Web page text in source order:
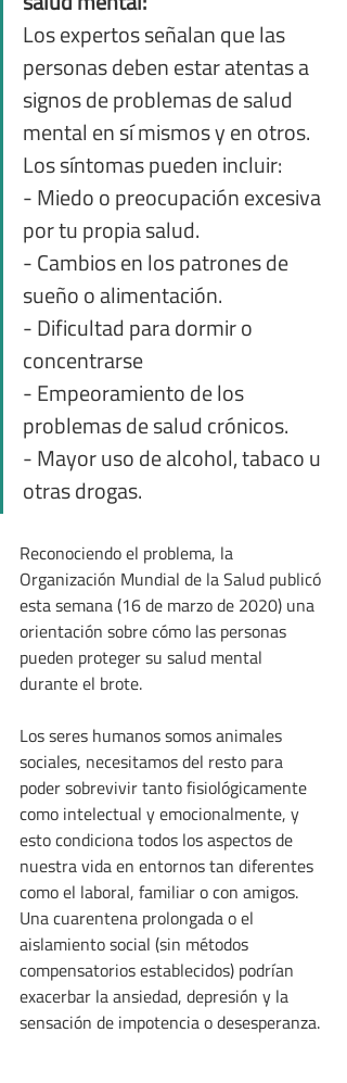
Los expertos señalan que las
personas deben estar atentas a
signos de problemas de salud
mental en sí mismos y en otros.
Los síntomas pueden incluir:
- Miedo o preocupación excesiva
por tu propia salud.
- Cambios en los patrones de
sueño o alimentación.
- Dificultad para dormir o
concentrarse
- Empeoramiento de los
problemas de salud crónicos.
- Mayor uso de alcohol, tabaco u
otras drogas.
Reconociendo el problema, la
Organización Mundial de la Salud publicó
esta semana (16 de marzo de 2020) una
orientación sobre cómo las personas
pueden proteger su salud mental
durante el brote.
Los seres humanos somos animales
sociales, necesitamos del resto para
poder sobrevivir tanto fisiológicamente
como intelectual y emocionalmente, y
esto condiciona todos los aspectos de
nuestra vida en entornos tan diferentes
como el laboral, familiar o con amigos.
Una cuarentena prolongada o el
aislamiento social (sin métodos
compensatorios establecidos) podrían
exacerbar la ansiedad, depresión y la
sensación de impotencia o desesperanza.